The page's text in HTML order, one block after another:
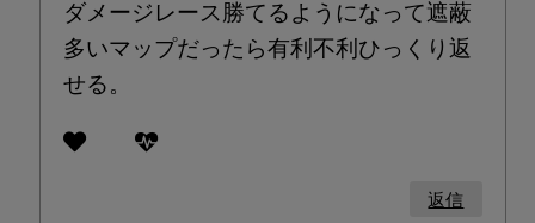
ダメージレース勝てるようになって遮蔽
多いマップだったら有利不利ひっくり返
せる。
返信